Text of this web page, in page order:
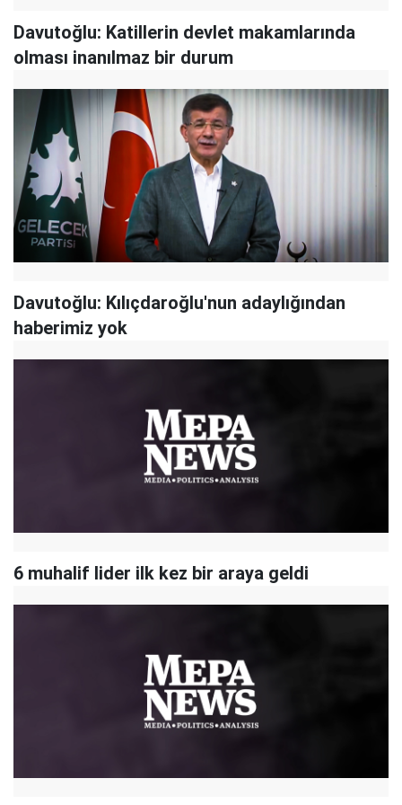
Davutoğlu: Katillerin devlet makamlarında
olması inanılmaz bir durum
Davutoğlu: Kılıçdaroğlu'nun adaylığından
haberimiz yok
6 muhalif lider ilk kez bir araya geldi